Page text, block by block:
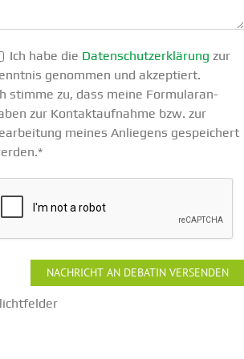
Ich habe die Daten­schutz­er­klärung zur
genommen und akzep­tiert.
stimme zu, dass meine Formu­lar­an­
zur Kontakt­auf­nahme bzw. zur
meines Anliegens gespei­chert